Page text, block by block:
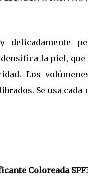
delicadamente
la piel, que
Los
Se usa cada
Coloreada